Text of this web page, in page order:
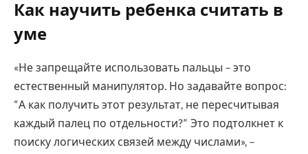
Как научить ребенка считать в
уме
«Не запрещайте использовать пальцы – это
естественный манипулятор. Но задавайте вопрос:
“А как получить этот результат, не пересчитывая
каждый палец по отдельности?” Это подтолкнет к
поиску логических связей между числами», –